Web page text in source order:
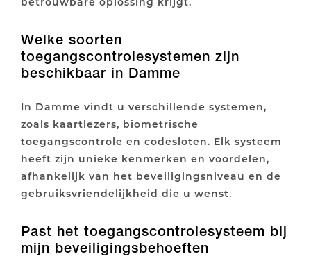
Welke soorten
toegangscontrolesystemen zijn
beschikbaar in Damme
In Damme vindt u verschillende systemen,
zoals kaartlezers, biometrische
toegangscontrole en codesloten. Elk systeem
heeft zijn unieke kenmerken en voordelen,
afhankelijk van het beveiligingsniveau en de
gebruiksvriendelijkheid die u wenst.
Past het toegangscontrolesysteem bij
mijn beveiligingsbehoeften